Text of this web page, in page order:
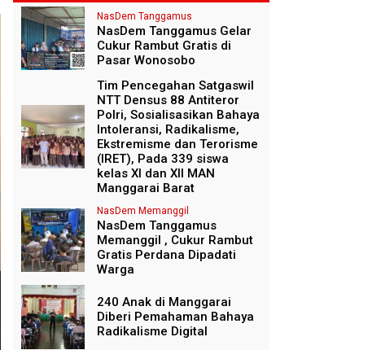
NasDem Tanggamus
NasDem Tanggamus Gelar
Cukur Rambut Gratis di
Pasar Wonosobo
Tim Pencegahan Satgaswil
NTT Densus 88 Antiteror
Polri, Sosialisasikan Bahaya
Intoleransi, Radikalisme,
Ekstremisme dan Terorisme
(IRET), Pada 339 siswa
kelas XI dan XII MAN
Manggarai Barat
NasDem Memanggil
NasDem Tanggamus
Memanggil , Cukur Rambut
Gratis Perdana Dipadati
Warga
240 Anak di Manggarai
Diberi Pemahaman Bahaya
Radikalisme Digital